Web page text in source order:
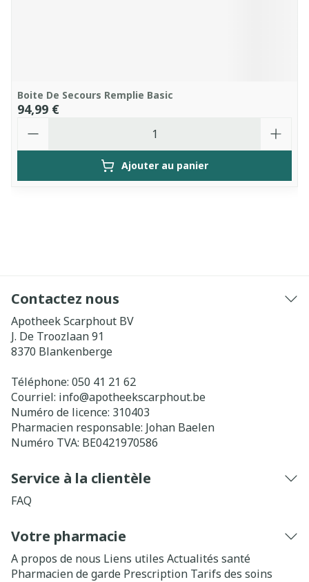
Boite De Secours Remplie Basic
94,99 €
Ajouter au panier
Contactez nous
Apotheek Scarphout BV
J. De Troozlaan 91
8370 Blankenberge
Téléphone: 050 41 21 62
Courriel: info@apotheekscarphout.be
Numéro de licence: 310403
Pharmacien responsable: Johan Baelen
Numéro TVA: BE0421970586
Service à la clientèle
FAQ
Votre pharmacie
A propos de nous Liens utiles Actualités santé
Pharmacien de garde Prescription Tarifs des soins